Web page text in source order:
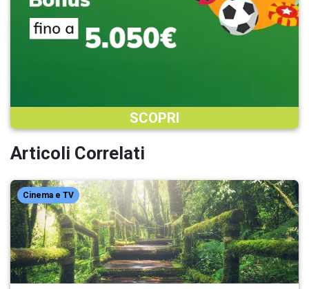
SCOPRI
Articoli Correlati
Cinema e TV